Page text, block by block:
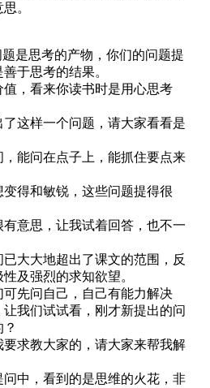
。
思考的产物，你们的问题提
于思考的结果。
看来你读书时是用心思考
样一个问题，请大家看看是
问在点子上，能抓住要点来
和敏锐，这些问题提得很
思，让我试着回答，也不一
大地超出了课文的范围，反
及强烈的求知欲望。
问自己，自己有能力解决
我们试试看，刚才新提出的问
教大家的，请大家来帮我解
，看到的是思维的火花，非